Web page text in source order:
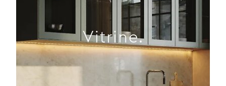
Vitrine.